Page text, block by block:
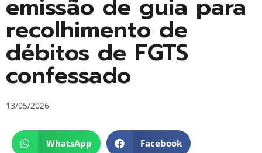
emissão de guia para
recolhimento de
débitos de FGTS
confessado
13/05/2026
WhatsApp Facebook